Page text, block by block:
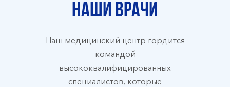
Наши врачи
Наш медицинский центр гордится
командой
высококвалифицированных
специалистов, которые